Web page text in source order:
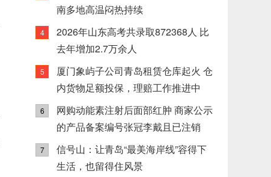
南多地高温闷热持续
4
2026年山东高考共录取872368人 比
去年增加2.7万余人
5
厦门象屿子公司青岛租赁仓库起火 仓
内货物足额投保，理赔工作推进中
6
网购动能素注射后面部红肿 商家公示
的产品备案编号张冠李戴且已注销
7
信号山：让青岛“最美海岸线”容得下
生活，也留得住风景